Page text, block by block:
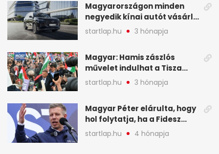
Magyarországon minden
negyedik kínai autót vásárló
a Chery mellett döntött (X)
startlap.hu 3 hónapja
Magyar: Hamis zászlós
művelet indulhat a Tisza
ellen a választás napján - A
hét legfontosabb eseményei
startlap.hu 3 hónapja
Magyar Péter elárulta, hogy
hol folytatja, ha a Fidesz
nyeri a választást - A hét
legfontosabb hírei
startlap.hu 4 hónapja